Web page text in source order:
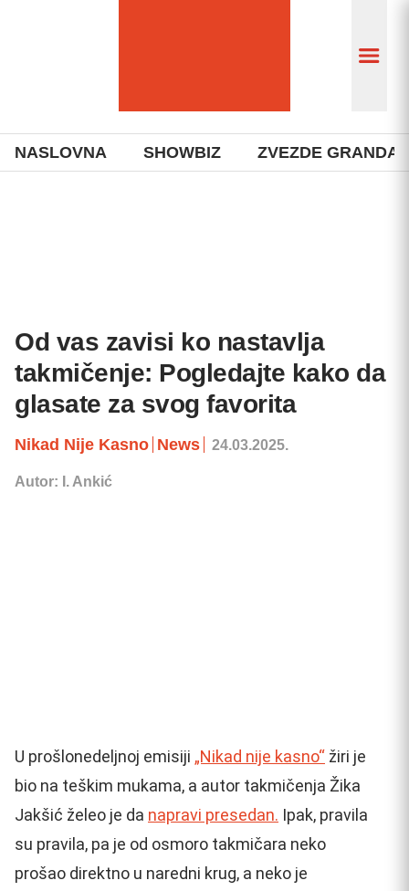
NASLOVNA SHOWBIZ ZVEZDE GRANDA
Od vas zavisi ko nastavlja
takmičenje: Pogledajte kako da
glasate za svog favorita
Nikad Nije Kasno News 24.03.2025.
Autor: I. Ankić
U prošlonedeljnoj emisiji „Nikad nije kasno“ žiri je
bio na teškim mukama, a autor takmičenja Žika
Jakšić želeo je da napravi presedan. Ipak, pravila
su pravila, pa je od osmoro takmičara neko
prošao direktno u naredni krug, a neko je